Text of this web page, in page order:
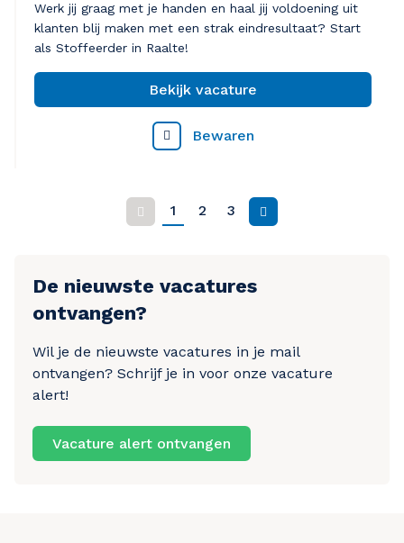
Werk jij graag met je handen en haal jij voldoening uit
klanten blij maken met een strak eindresultaat? Start
als Stoffeerder in Raalte!
Bekijk vacature
Bewaren
Vorige
1 2 3
De nieuwste vacatures
ontvangen?
Wil je de nieuwste vacatures in je mail
ontvangen? Schrijf je in voor onze vacature
alert!
Vacature alert ontvangen